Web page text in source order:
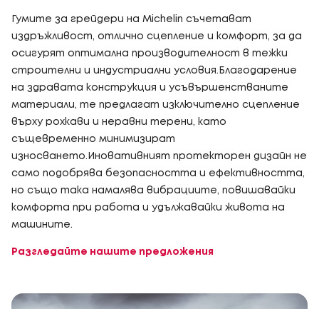
Гумите за грейдери на Michelin съчетават
издръжливост, отлично сцепление и комфорт, за да
осигурят оптимална производителност в тежки
строителни и индустриални условия.Благодарение
на здравата конструкция и усъвършенстваните
материали, те предлагат изключително сцепление
върху рохкави и неравни терени, като
същевременно минимизират
износването.Иновативният протекторен дизайн не
само подобрява безопасността и ефективността,
но също така намалява вибрациите, повишавайки
комфорта при работа и удължавайки живота на
машините.
Разгледайте нашите предложения